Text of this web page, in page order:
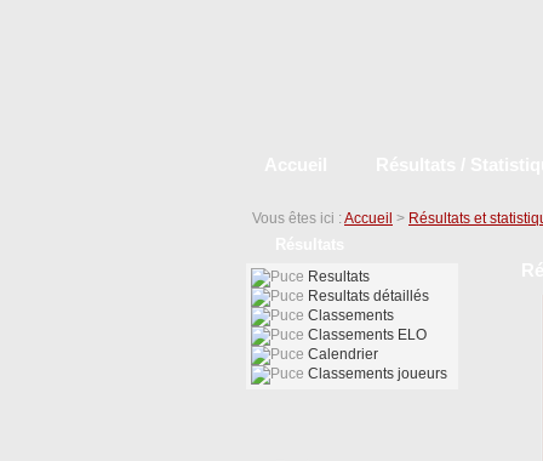
Vous êtes ici : Accueil > Résultats et
Resultats
Resultats détaillés
Classements
Classements ELO
Calendrier
Classements joueurs